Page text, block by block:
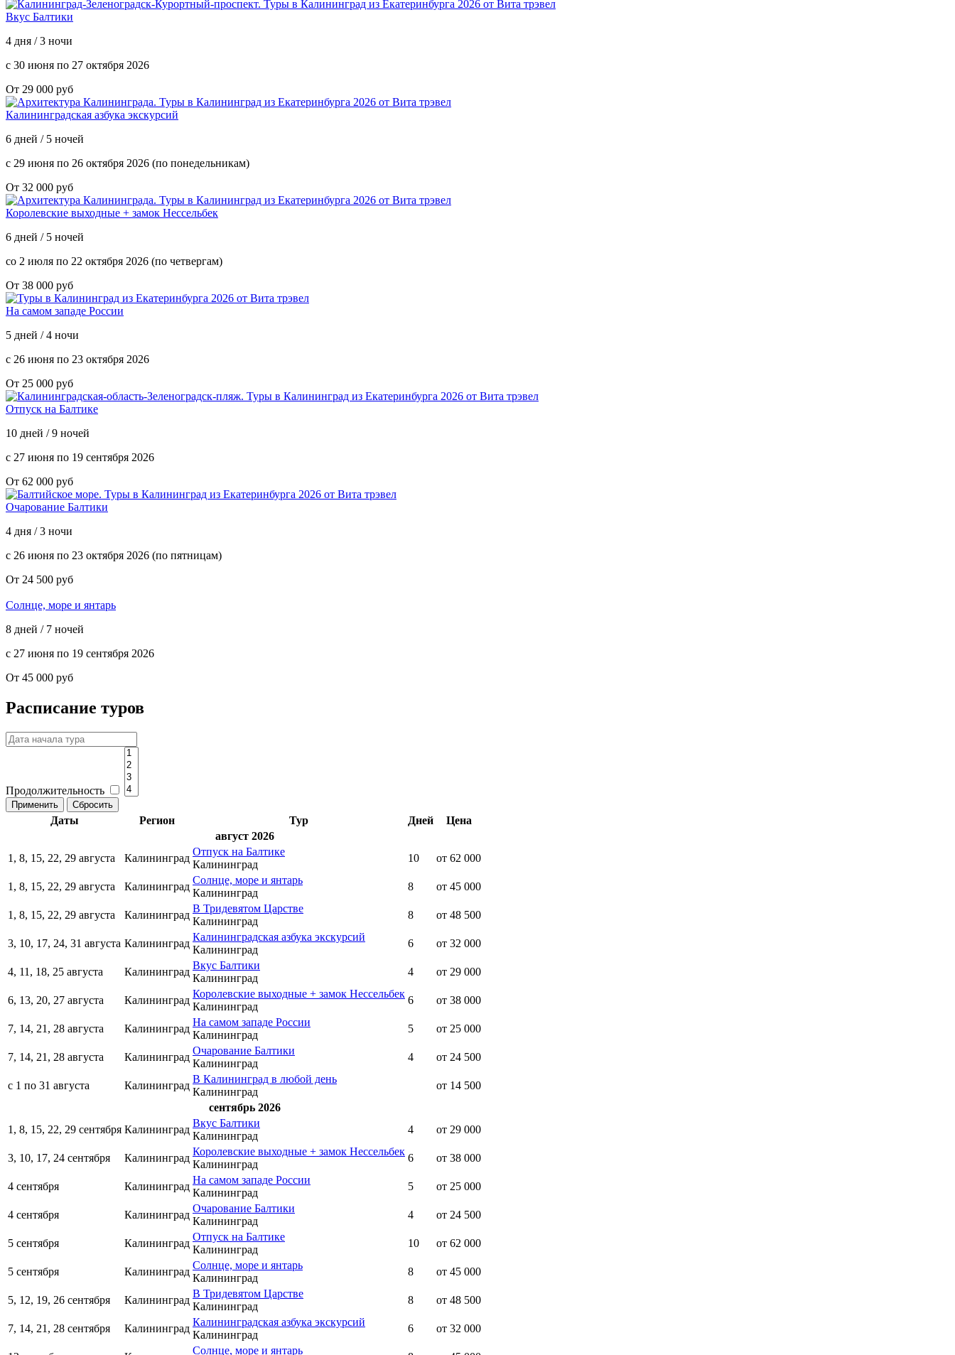
Вкус Балтики
4 дня / 3 ночи
с 30 июня по 27 октября 2026
От 29 000 руб
Калининградская азбука экскурсий
6 дней / 5 ночей
с 29 июня по 26 октября 2026 (по понедельникам)
От 32 000 руб
Королевские выходные + замок Нессельбек
6 дней / 5 ночей
со 2 июля по 22 октября 2026 (по четвергам)
От 38 000 руб
На самом западе России
5 дней / 4 ночи
с 26 июня по 23 октября 2026
От 25 000 руб
Отпуск на Балтике
10 дней / 9 ночей
с 27 июня по 19 сентября 2026
От 62 000 руб
Очарование Балтики
4 дня / 3 ночи
с 26 июня по 23 октября 2026 (по пятницам)
От 24 500 руб
Солнце, море и янтарь
8 дней / 7 ночей
с 27 июня по 19 сентября 2026
От 45 000 руб
Расписание туров
Продолжительность
Даты Регион Тур Дней
Цена
август 2026
1, 8, 15, 22, 29 августа
Калининград
Отпуск на Балтике
Калининград
10 от 62 000
1, 8, 15, 22, 29 августа Калининград
Солнце, море и янтарь
Калининград
8 от 45 000
1, 8, 15, 22, 29 августа Калининград
В Тридевятом Царстве
Калининград
8 от 48 500
3, 10, 17, 24, 31 августа Калининград
Калининградская азбука экскурсий
Калининград
6 от 32 000
4, 11, 18, 25 августа Калининград
Вкус Балтики
Калининград
4 от 29 000
6, 13, 20, 27 августа Калининград
Королевские выходные + замок Нессельбек
Калининград
6 от 38 000
7, 14, 21, 28 августа Калининград
На самом западе России
Калининград
5 от 25 000
7, 14, 21, 28 августа Калининград
Очарование Балтики
Калининград
4 от 24 500
с 1 по 31 августа Калининград
В Калининград в любой день
Калининград
от 14 500
сентябрь 2026
1, 8, 15, 22, 29 сентября Калининград
Вкус Балтики
Калининград
4 от 29 000
3, 10, 17, 24 сентября Калининград
Королевские выходные + замок Нессельбек
Калининград
6 от 38 000
4 сентября Калининград
На самом западе России
Калининград
5 от 25 000
4 сентября Калининград
Очарование Балтики
Калининград
4 от 24 500
5 сентября Калининград
Отпуск на Балтике
Калининград
10 от 62 000
5 сентября Калининград
Солнце, море и янтарь
Калининград
8 от 45 000
5, 12, 19, 26 сентября Калининград
В Тридевятом Царстве
Калининград
8 от 48 500
7, 14, 21, 28 сентября Калининград
Калининградская азбука экскурсий
Калининград
6 от 32 000
Солнце, море и янтарь